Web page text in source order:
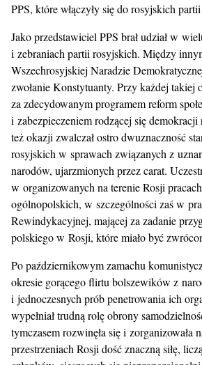
PPS, które włączyły się do rosyjskich
Jako przedstawiciel PPS brał udział w
i zebraniach partii rosyjskich. Między
Wszechrosyjskiej Naradzie
zwołanie Konstytuanty. Przy każdej takiej
za zdecydowanym programem reform
i zabezpieczeniem rodzącej się
też okazji zwalczał ostro dwuznaczność
rosyjskich w sprawach związanych z
narodów, ujarzmionych przez carat.
w organizowanych na terenie Rosji
ogólnopolskich, w szczególności zaś w
Rewindykacyjnej, mającej za zadanie
polskiego w Rosji, które miało być
Po październikowym zamachu
okresie gorącego flirtu bolszewików z
i jednoczesnych prób penetrowania ich
wypełniał trudną rolę obrony
tymczasem rozwinęła się i zorganizowała
przestrzeniach Rosji dość znaczną siłę,